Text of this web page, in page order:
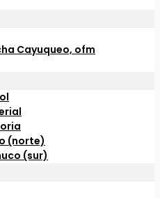
Cayuqueo, ofm
(norte)
(sur)